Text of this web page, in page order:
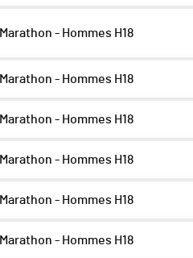
Marathon - Hommes H18
Marathon - Hommes H18
Marathon - Hommes H18
Marathon - Hommes H18
Marathon - Hommes H18
Marathon - Hommes H18